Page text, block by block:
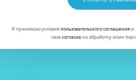
Я принимаю условияпользовательского соглашенияи
своесогласиена обработку моих